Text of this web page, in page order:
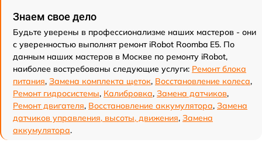
Знаем свое дело
Будьте уверены в профессионализме наших мастеров - они
с уверенностью выполнят ремонт iRobot Roomba E5. По
данным наших мастеров в Москве по ремонту iRobot,
наиболее востребованы следующие услуги: Ремонт блока
питания, Замена комплекта щеток, Восстановление колеса,
Ремонт гидросистемы, Калибровка, Замена датчиков,
Ремонт двигателя, Восстановление аккумулятора, Замена
датчиков управления, высоты, движения, Замена
аккумулятора.